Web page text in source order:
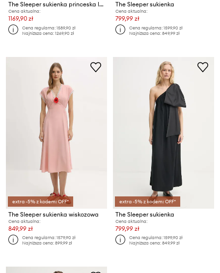
The Sleeper sukienka princeska lniana
Cena aktualna:
1169,90 zł
Cena regularna:1589,90 zł
Najniższa cena:1269,90 zł
The Sleeper sukienka
Cena aktualna:
799,99 zł
Cena regularna:1599,90 zł
Najniższa cena:849,99 zł
extra -5% z kodem: OFF*
The Sleeper sukienka wiskozowa
Cena aktualna:
849,99 zł
Cena regularna:1579,90 zł
Najniższa cena:899,99 zł
extra -5% z kodem: OFF*
The Sleeper sukienka
Cena aktualna:
799,99 zł
Cena regularna:1599,90 zł
Najniższa cena:849,99 zł